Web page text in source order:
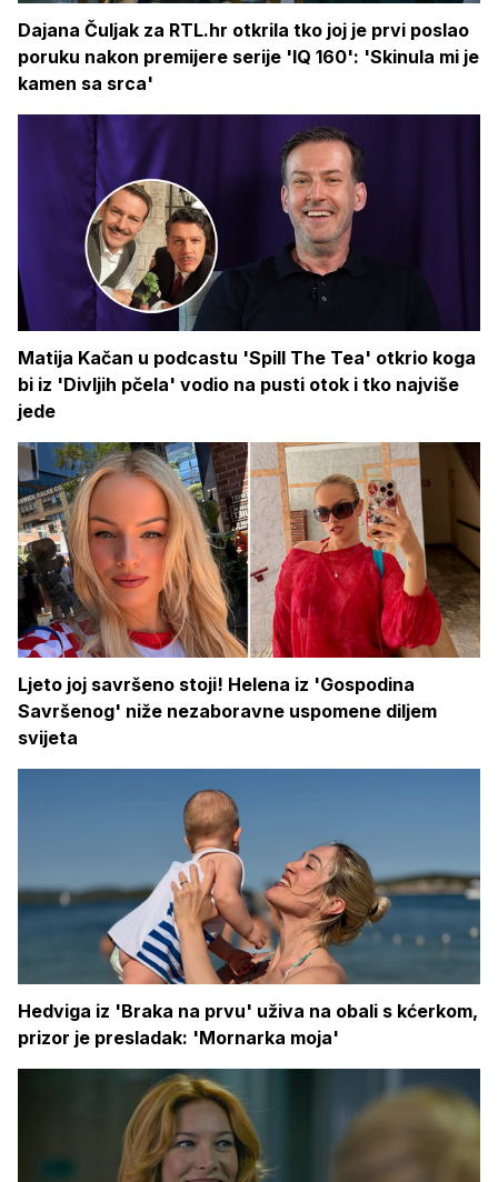
Dajana Čuljak za RTL.hr otkrila tko joj je prvi poslao
poruku nakon premijere serije 'IQ 160': 'Skinula mi je
kamen sa srca'
Matija Kačan u podcastu 'Spill The Tea' otkrio koga
bi iz 'Divljih pčela' vodio na pusti otok i tko najviše
jede
Ljeto joj savršeno stoji! Helena iz 'Gospodina
Savršenog' niže nezaboravne uspomene diljem
svijeta
Hedviga iz 'Braka na prvu' uživa na obali s kćerkom,
prizor je presladak: 'Mornarka moja'